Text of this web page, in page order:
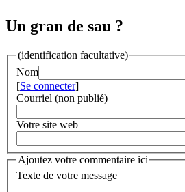
Un gran de sau ?
(identification facultative)
Nom
[Se connecter]
Courriel (non publié)
Votre site web
Ajoutez votre commentaire ici
Texte de votre message